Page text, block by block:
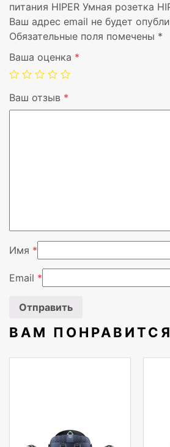
питания HIPER Умная розетка
Ваш адрес email не будет
Обязательные поля помечены *
Ваша оценка *
Ваш отзыв *
Имя *
Email *
ВАМ ПОНРАВИТСЯ